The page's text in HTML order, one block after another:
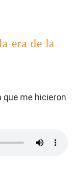
era de la
me hicieron